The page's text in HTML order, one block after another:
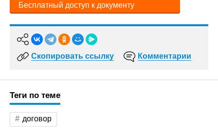
Бесплатный доступ к документу
Скопировать ссылку Комментарии
Теги по теме
договор